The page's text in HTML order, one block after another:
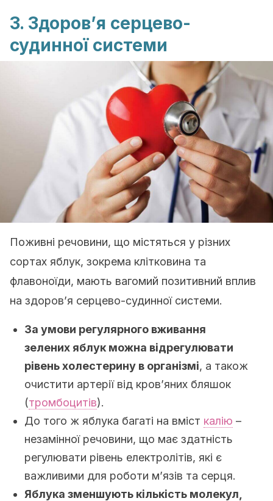
3. Здоров’я серцево-
судинної системи
Поживні речовини, що містяться у різних
сортах яблук, зокрема клітковина та
флавоноїди, мають вагомий позитивний вплив
на здоров’я серцево-судинної системи.
За умови регулярного вживання
зелених яблук можна відрегулювати
рівень холестерину в організмі, а також
очистити артерії від кров’яних бляшок
(тромбоцитів).
До того ж яблука багаті на вміст калію –
незамінної речовини, що має здатність
регулювати рівень електролітів, які є
важливими для роботи м’язів та серця.
Яблука зменшують кількість молекул,